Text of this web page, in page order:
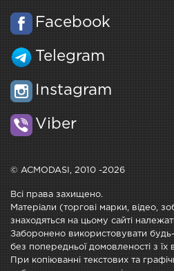
Facebook
Telegram
Instagram
Viber
© ACMODASI, 2010 -2026
Всі права захищено.
Матеріали (торгові марки, відео,
знаходяться на цьому сайті
Заборонено використовувати будь-
без попередньої домовленості з їх
При копіюванні текстових та